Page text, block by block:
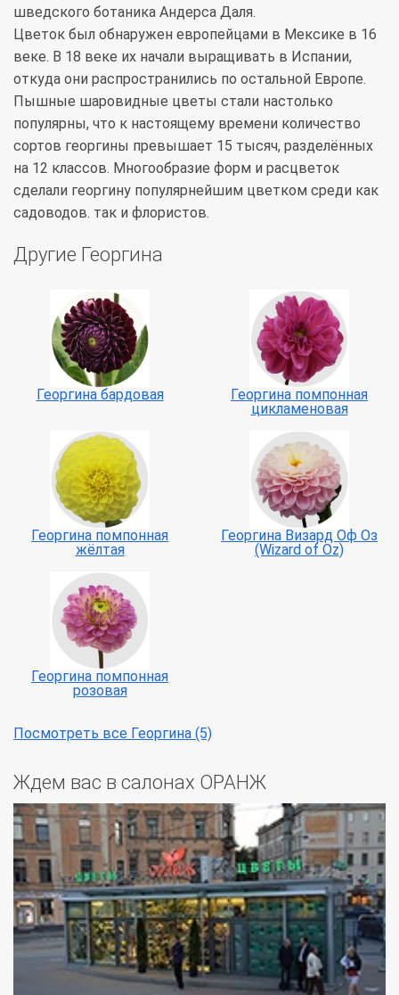
шведского ботаника Андерса Даля.
Цветок был обнаружен европейцами в Мексике в 16
веке. В 18 веке их начали выращивать в Испании,
откуда они распространились по остальной Европе.
Пышные шаровидные цветы стали настолько
популярны, что к настоящему времени количество
сортов георгины превышает 15 тысяч, разделённых
на 12 классов. Многообразие форм и расцветок
сделали георгину популярнейшим цветком среди как
садоводов. так и флористов.
Другие Георгина
Георгина бардовая
Георгина помпонная
цикламеновая
Георгина помпонная
жёлтая
Георгина Визард Оф Оз
(Wizard of Oz)
Георгина помпонная
розовая
Посмотреть все Георгина (5)
Ждем вас в салонах ОРАНЖ